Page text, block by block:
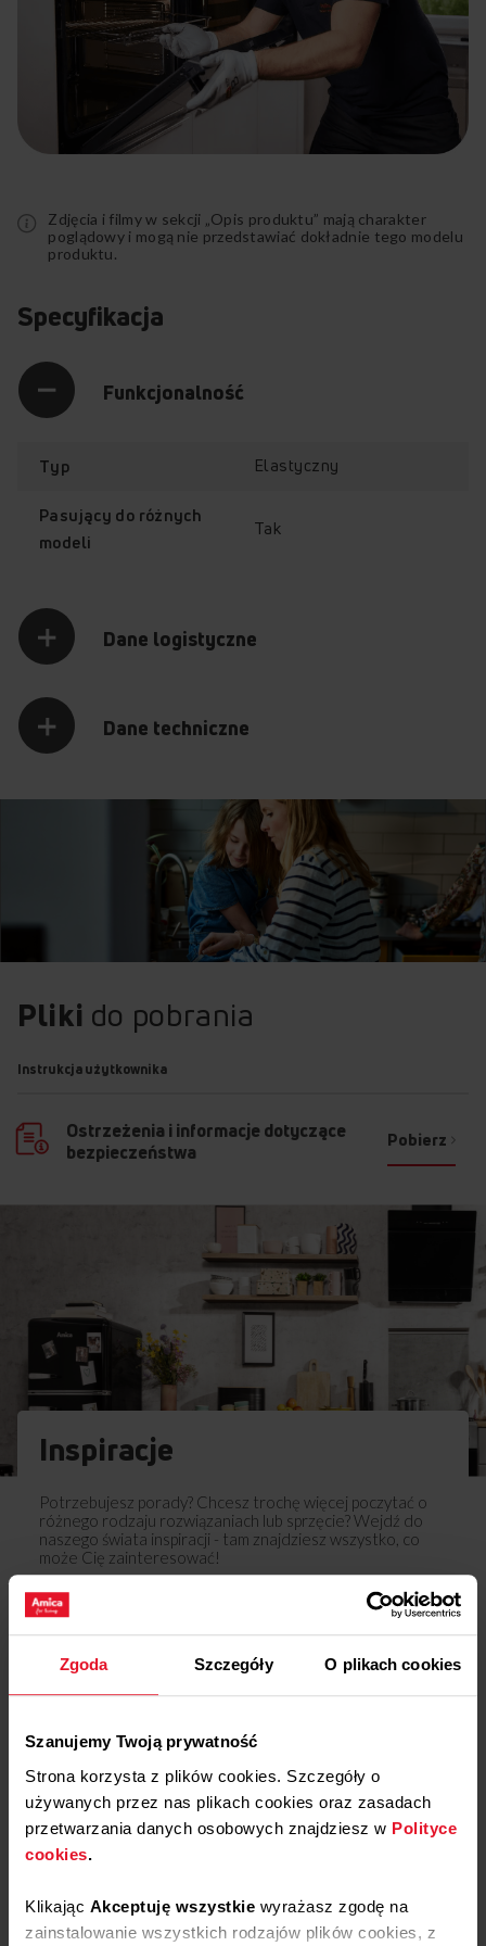
Zgoda Szczegóły O plikach cookies
Szanujemy Twoją prywatność
Strona korzysta z plików cookies. Szczegóły o
używanych przez nas plikach cookies oraz zasadach
przetwarzania danych osobowych znajdziesz w Polityce
cookies.
Klikając Akceptuję wszystkie wyrażasz zgodę na
zainstalowanie wszystkich rodzajów plików cookies, z
Zdjęcia i filmy w sekcji „Opis produktu” mają charakter
poglądowy i mogą nie przedstawiać dokładnie tego modelu
produktu.
opis
Specyfikacja
Funkcjonalność
Typ Elastyczny
Pasujący do różnych
modeli
Tak
Dane logistyczne
Dane techniczne
Pliki do pobrania
Instrukcja użytkownika
Ostrzeżenia i informacje dotyczące
bezpieczeństwa
Pobierz
Inspiracje
Potrzebujesz porady? Chcesz trochę więcej poczytać o
różnego rodzaju rozwiązaniach lub sprzęcie? Wejdź do
naszego świata inspiracji - tam znajdziesz wszystko, co
może Cię zainteresować!
Opinie
Podziel się
Pasek napędowy APDP1010